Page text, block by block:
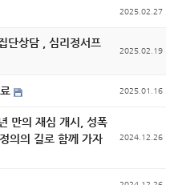
2025.02.27
단상담 , 심리정서프
2025.02.19
2025.01.16
만의 재심 개시, 성폭
의의 길로 함께 가자
2024.12.26